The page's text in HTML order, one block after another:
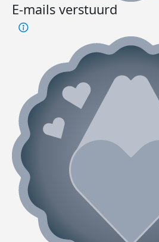
E-mails verstuurd